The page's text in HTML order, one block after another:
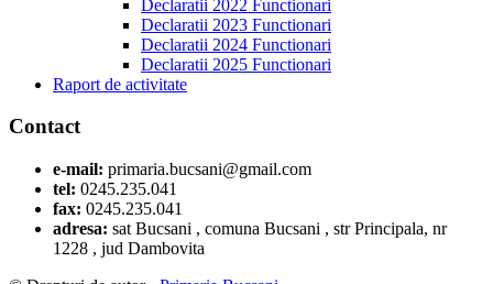
Declaratii 2022 Functionari
Declaratii 2023 Functionari
Declaratii 2024 Functionari
Declaratii 2025 Functionari
Raport de activitate
Contact
e-mail: primaria.bucsani@gmail.com
tel: 0245.235.041
fax: 0245.235.041
adresa: sat Bucsani , comuna Bucsani , str Principala, nr
1228 , jud Dambovita